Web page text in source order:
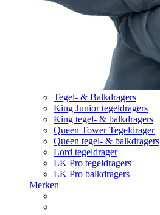
Tegel- & Balkdragers
King Junior tegeldragers
King tegel- & balkdragers
Queen Tower Tegeldrager
Queen tegel- & balkdragers
Lord tegeldrager
LK Pro tegeldragers
LK Pro balkdragers
Merken